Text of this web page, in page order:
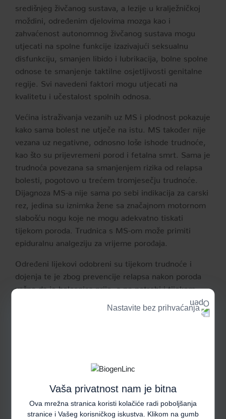
Vaša privatnost nam je bitna
Ova mrežna stranica koristi kolačiće radi poboljšanja
stranice i Vašeg korisničkog iskustva. Klikom na gumb
Nastavite bez prihvaćanja
središnjeg živčanog sustava, a lezije u kralježničkoj
moždini, određenim djelovima mozga kao i
zahvaćenost autonomnog živčanog sustava mogu
utjecati na spolne funkcije izazivajući seksualnu
disfunkciju, smanjen libido i lubrikacija, bolne spolne
odnose te smanjenje taktilne osjetljivosti genitalne
regije. Svi navedeni faktori mogu utjecati na
kvalitetu i učestalost spolnih odnosa.
Većina istraživanja vezanih uz MS i plodnost pokazuje
kako sama bolest ne utječe na istu. MS također nije
vezana uz negativne, odnosno loše ishode trudnoće,
kao što su prijevremeni porod i fetalna smrt. Sama je
trudnoća povezana sa smanjenjem rizika od relapsa
bolesti, pogotovo u trećem tromjesečju trudnoće.
Dijagnoza MS-a nije sama po sebi indikacija za carski
rez, jedina su iznimka žene sa značajnom motornom
slabošću nogu koje ne mogu adekvatno tiskati
tijekom poroda. Trudnica s MS-om može primiti
epiduralnu analgeziju za vrijeme porođaja.
Određeni lijekovi odobreni su tijekom trudnoće i
dojenja te je zbog prevencije relapsa nakon poroda
važno da je bolesnica prije, a po potrebi i tijekom
trudnoće na imunomodulacijskoj terapiji. Neophodno
je savjetovanje s neurologom prije početka planiranja